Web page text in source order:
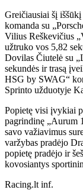
Greičiausiai šį
komanda su
Vilius Reškevičius
užtruko vos 5,82
Dovilas Čiutelė su
sekundės ir trasą
HSG by SWAG“
Sprinto užduotyje
Popietę visi įvykiai
pagrindinę „Aurum
savo važiavimus
varžybas pradėjo
popietę pradėjo ir
kovosiantys
Racing.lt inf.